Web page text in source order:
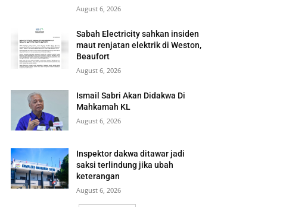
August 6, 2026
Sabah Electricity sahkan insiden
maut renjatan elektrik di Weston,
Beaufort
August 6, 2026
Ismail Sabri Akan Didakwa Di
Mahkamah KL
August 6, 2026
Inspektor dakwa ditawar jadi
saksi terlindung jika ubah
keterangan
August 6, 2026